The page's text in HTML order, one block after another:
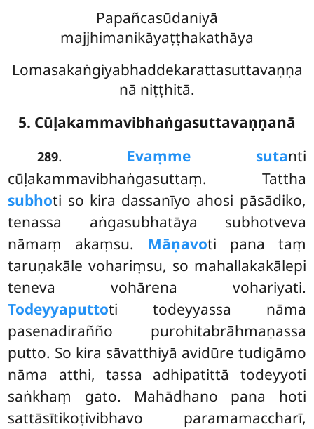
Papañcasūdaniyā
majjhimanikāyaṭṭhakathāya
Lomasakaṅgiyabhaddekarattasuttavaṇṇa
nā niṭṭhitā.
5. Cūḷakammavibhaṅgasuttavaṇṇanā
289. Evaṃme sutanti
cūḷakammavibhaṅgasuttaṃ. Tattha
subhoti so kira dassanīyo ahosi pāsādiko,
tenassa aṅgasubhatāya subhotveva
nāmaṃ akaṃsu. Māṇavoti pana taṃ
taruṇakāle vohariṃsu, so mahallakakālepi
teneva vohārena vohariyati.
Todeyyaputtoti todeyyassa nāma
pasenadirañño purohitabrāhmaṇassa
putto. So kira sāvatthiyā avidūre tudigāmo
nāma atthi, tassa adhipatittā todeyyoti
saṅkhaṃ gato. Mahādhano pana hoti
sattāsītikoṭivibhavo paramamaccharī,